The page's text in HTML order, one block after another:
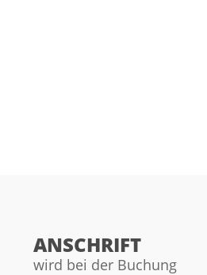
ANSCHRIFT
wird bei der Buchung